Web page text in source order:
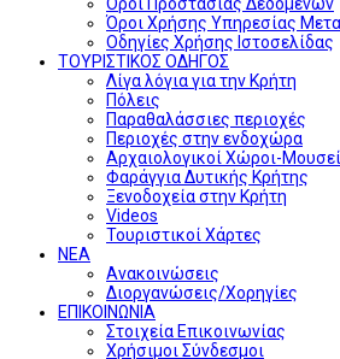
Όροι Χρήσης Υπηρεσίας
Οδηγίες Χρήσης Ιστοσελίδας
ΤΟΥΡΙΣΤΙΚΟΣ ΟΔΗΓΟΣ
Λίγα λόγια για την Κρήτη
Πόλεις
Παραθαλάσσιες περιοχές
Περιοχές στην ενδοχώρα
Αρχαιολογικοί Χώροι-
Φαράγγια Δυτικής Κρήτης
Ξενοδοχεία στην Κρήτη
Videos
Τουριστικοί Χάρτες
ΝΕΑ
Ανακοινώσεις
Διοργανώσεις/Χορηγίες
ΕΠΙΚΟΙΝΩΝΙΑ
Στοιχεία Επικοινωνίας
Χρήσιμοι Σύνδεσμοι